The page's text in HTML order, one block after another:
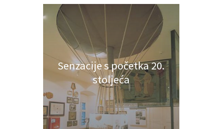
Senzacije s početka 20.
stoljeća